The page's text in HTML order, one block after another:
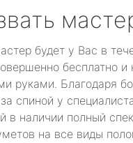
будет у Вас в
бесплатно и
руками. Благодаря
спиной у
в наличии полный
на все виды